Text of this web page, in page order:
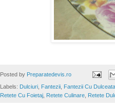
Posted by Preparatedevis.ro
Labels: Dulciuri Fantezii Fantezii Cu Dulceata
Retete Cu Foietaj Retete Culinare Retete